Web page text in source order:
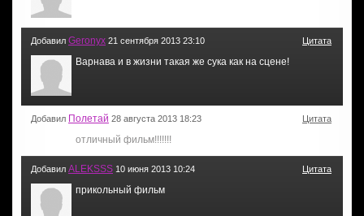
Добавил Geronyx 21 сентября 2013 23:10 Цитата
Варнава и в жизни такая же сука как на сцене!
Добавил Полетай 28 августа 2013 18:23 Цитата
отличный фильм!!!!!!!
Добавил ALEKSSS 10 июня 2013 10:24 Цитата
прикольный фильм